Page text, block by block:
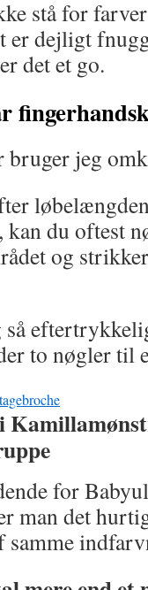
stå for
er dejligt
det et go.
bruger jeg
du oftest
og
to nøgler til
for
man det
samme